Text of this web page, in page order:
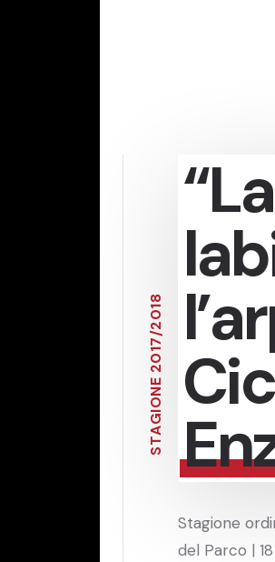
S
T
A
G
I
O
N
E
2
0
1
7
/
2
0
1
8
Stagione
del Parco |